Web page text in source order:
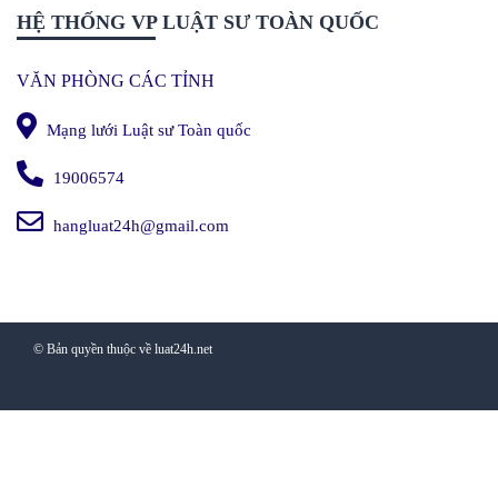
HỆ THỐNG VP LUẬT SƯ TOÀN QUỐC
VĂN PHÒNG CÁC TỈNH
Mạng lưới Luật sư Toàn quốc
19006574
hangluat24h@gmail.com
© Bản quyền thuộc về luat24h.net